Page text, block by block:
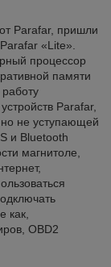
Parafar, пришли
«Lite».
процессор
памяти
Parafar,
но не уступающей
и Bluetooth
магнитоле,
как,
OBD2